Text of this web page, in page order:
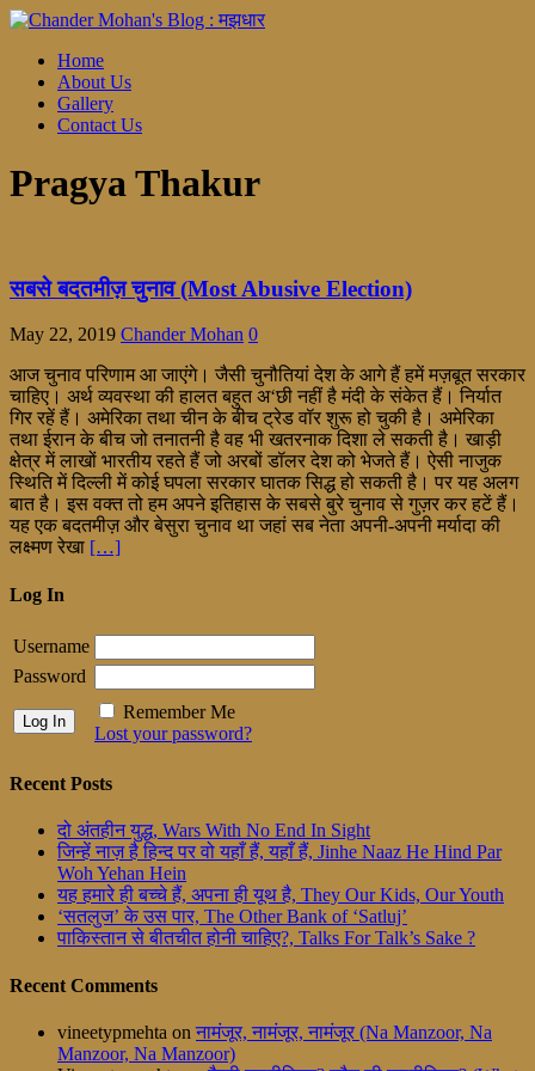
Home
About Us
Gallery
Contact Us
Pragya Thakur
सबसे बदतमीज़ चुनाव (Most Abusive Election)
May 22, 2019 Chander Mohan 0
आज चुनाव परिणाम आ जाएंगे। जैसी चुनौतियां देश के आगे हैं हमें मज़बूत सरकार
चाहिए। अर्थ व्यवस्था की हालत बहुत अ‘छी नहीं है मंदी के संकेत हैं। निर्यात
गिर रहें हैं। अमेरिका तथा चीन के बीच ट्रेड वॉर शुरू हो चुकी है। अमेरिका
तथा ईरान के बीच जो तनातनी है वह भी खतरनाक दिशा ले सकती है। खाड़ी
क्षेत्र में लाखों भारतीय रहते हैं जो अरबों डॉलर देश को भेजते हैं। ऐसी नाजुक
स्थिति में दिल्ली में कोई घपला सरकार घातक सिद्ध हो सकती है। पर यह अलग
बात है। इस वक्त तो हम अपने इतिहास के सबसे बुरे चुनाव से गुज़र कर हटें हैं।
यह एक बदतमीज़ और बेसुरा चुनाव था जहां सब नेता अपनी-अपनी मर्यादा की
लक्ष्मण रेखा […]
Log In
Username
Password
Remember Me
Lost your password?
Recent Posts
दो अंतहीन युद्ध, Wars With No End In Sight
जिन्हें नाज़ है हिन्द पर वो यहाँ हैं, यहाँ हैं, Jinhe Naaz He Hind Par
Woh Yehan Hein
यह हमारे ही बच्चे हैं, अपना ही यूथ है, They Our Kids, Our Youth
‘सतलुज’ के उस पार, The Other Bank of ‘Satluj’
पाकिस्तान से बीतचीत होनी चाहिए?, Talks For Talk’s Sake ?
Recent Comments
vineetypmehta on नामंजूर, नामंजूर, नामंजूर (Na Manzoor, Na
Manzoor, Na Manzoor)